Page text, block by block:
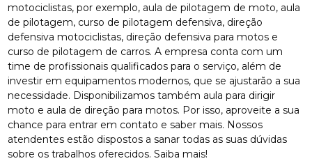
motociclistas, por exemplo, aula de pilotagem de moto, aula
de pilotagem, curso de pilotagem defensiva, direção
defensiva motociclistas, direção defensiva para motos e
curso de pilotagem de carros. A empresa conta com um
time de profissionais qualificados para o serviço, além de
investir em equipamentos modernos, que se ajustarão a sua
necessidade. Disponibilizamos também aula para dirigir
moto e aula de direção para motos. Por isso, aproveite a sua
chance para entrar em contato e saber mais. Nossos
atendentes estão dispostos a sanar todas as suas dúvidas
sobre os trabalhos oferecidos. Saiba mais!